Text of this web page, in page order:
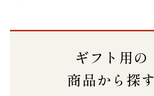
ギフト用の
商品から探す